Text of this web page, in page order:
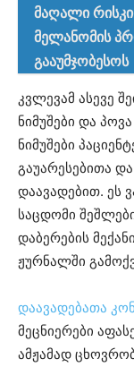
მაღალი
მელანომის
გააუმჯობესოს
კვლევამ ასევე
ნიმუშები და
ნიმუშები
გაუარესებითა
დაავადებით. ეს
საცდომი
დაბერების
ჟურნალში
დაავადებათა
მეცნიერები
ამჟამად